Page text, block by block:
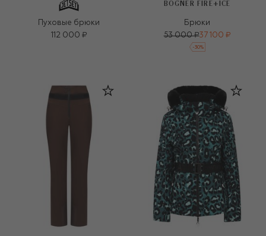
Пуховые брюки
112 000 ₽
BOGNER FIRE+ICE
Брюки
53 000 ₽37 100 ₽
-30%